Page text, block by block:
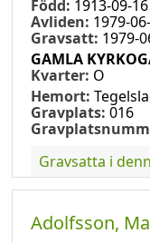
Född: 1913-09-16
Avliden: 1979-
Gravsatt: 1979-
GAMLA
Kvarter: O
Hemort:
Gravplats: 016
Gravsatta i
Adolfsson,